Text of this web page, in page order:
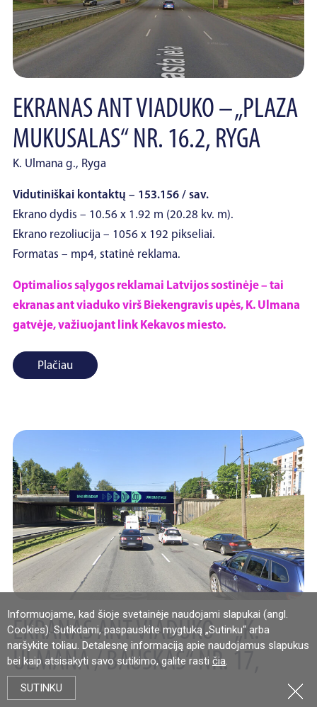
Informuojame, kad šioje svetainėje naudojami slapukai (angl.
Cookies). Sutikdami, paspauskite mygtuką „Sutinku“ arba
naršykite toliau. Detalesnę informaciją apie naudojamus slapukus
bei kaip atsisakyti savo sutikimo, galite rasti čia.
SUTINKU
EKRANAS ANT VIADUKO – „PLAZA
MUKUSALAS“ NR. 16.2, RYGA
K. Ulmana g., Ryga
Vidutiniškai kontaktų – 153.156 / sav.
Ekrano dydis – 10.56 x 1.92 m (20.28 kv. m).
Ekrano rezoliucija – 1056 x 192 pikseliai.
Formatas – mp4, statinė reklama.
Optimalios sąlygos reklamai Latvijos sostinėje – tai
ekranas ant viaduko virš Biekengravis upės, K. Ulmana
gatvėje, važiuojant link Kekavos miesto.
Plačiau
EKRANAS ANT VIADUKO – „K.
ULMANA / BAUSKAS“ NR. 17,
RYGA